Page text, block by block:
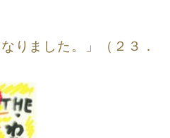
りました。」（２３．